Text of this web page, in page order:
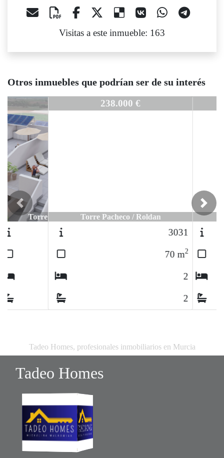
Visitas a este inmueble: 163
Otros inmuebles que podrían ser de su interés
3265
238.000 €
Torre Pacheco / Roldan
3031
70m 2
Previous Next
Tadeo Homes, profesionales inmobiliarios en Murcia
Tadeo Homes